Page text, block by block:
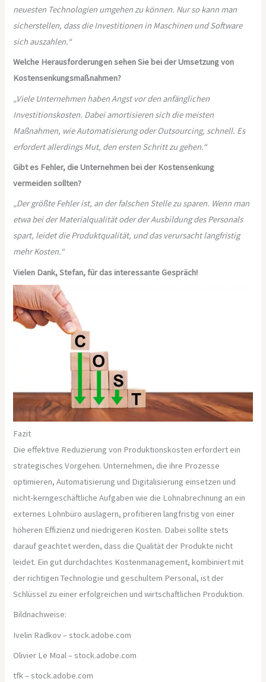
neuesten Technologien umgehen zu können. Nur so kann man
sicherstellen, dass die Investitionen in Maschinen und Software
sich auszahlen.“
Welche Herausforderungen sehen Sie bei der Umsetzung von
Kostensenkungsmaßnahmen?
„Viele Unternehmen haben Angst vor den anfänglichen
Investitionskosten. Dabei amortisieren sich die meisten
Maßnahmen, wie Automatisierung oder Outsourcing, schnell. Es
erfordert allerdings Mut, den ersten Schritt zu gehen.“
Gibt es Fehler, die Unternehmen bei der Kostensenkung
vermeiden sollten?
„Der größte Fehler ist, an der falschen Stelle zu sparen. Wenn man
etwa bei der Materialqualität oder der Ausbildung des Personals
spart, leidet die Produktqualität, und das verursacht langfristig
mehr Kosten.“
Vielen Dank, Stefan, für das interessante Gespräch!
Fazit
Die effektive Reduzierung von Produktionskosten erfordert ein
strategisches Vorgehen. Unternehmen, die ihre Prozesse
optimieren, Automatisierung und Digitalisierung einsetzen und
nicht-kerngeschäftliche Aufgaben wie die Lohnabrechnung an ein
externes Lohnbüro auslagern, profitieren langfristig von einer
höheren Effizienz und niedrigeren Kosten. Dabei sollte stets
darauf geachtet werden, dass die Qualität der Produkte nicht
leidet. Ein gut durchdachtes Kostenmanagement, kombiniert mit
der richtigen Technologie und geschultem Personal, ist der
Schlüssel zu einer erfolgreichen und wirtschaftlichen Produktion.
Bildnachweise:
Ivelin Radkov– stock.adobe.com
Olivier Le Moal– stock.adobe.com
tfk– stock.adobe.com